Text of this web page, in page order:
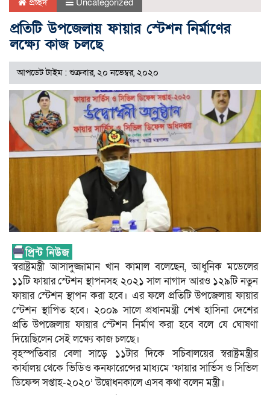
প্রচ্ছদ Uncategorized
প্রতিটি উপজেলায় ফায়ার স্টেশন নির্মাণের
লক্ষ্যে কাজ চলছে
আপডেট টাইম : শুক্রবার, ২০ নভেম্বর, ২০২০
স্বরাষ্ট্রমন্ত্রী আসাদুজ্জামান খান কামাল বলেছেন, আধুনিক মডেলের
১১টি ফায়ার স্টেশন স্থাপনসহ ২০২১ সাল নাগাদ আরও ১২৯টি নতুন
ফায়ার স্টেশন স্থাপন করা হবে। এর ফলে প্রতিটি উপজেলায় ফায়ার
স্টেশন স্থাপিত হবে। ২০০৯ সালে প্রধানমন্ত্রী শেখ হাসিনা দেশের
প্রতি উপজেলায় ফায়ার স্টেশন নির্মাণ করা হবে বলে যে ঘোষণা
দিয়েছিলেন সেই লক্ষ্যে কাজ চলছে।
বৃহস্পতিবার বেলা সাড়ে ১১টার দিকে সচিবালয়ের স্বরাষ্ট্রমন্ত্রীর
কার্যালয় থেকে ভিডিও কনফারেন্সের মাধ্যমে ‘ফায়ার সার্ভিস ও সিভিল
ডিফেন্স সপ্তাহ-২০২০’ উদ্বোধনকালে এসব কথা বলেন মন্ত্রী।